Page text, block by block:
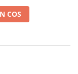
COS